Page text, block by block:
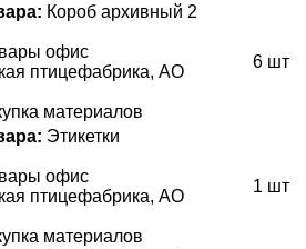
Короб архивный 2
офис
птицефабрика, АО
материалов
6 шт
Этикетки
офис
птицефабрика, АО
материалов
1 шт